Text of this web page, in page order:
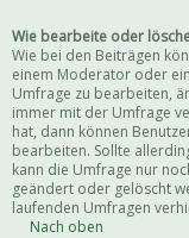
Wie bearbeite oder
Wie bei den Beiträgen
einem Moderator oder
Umfrage zu bearbeiten,
immer mit der Umfrage
hat, dann können
bearbeiten. Sollte
kann die Umfrage nur
geändert oder gelöscht
laufenden Umfragen
Nach oben